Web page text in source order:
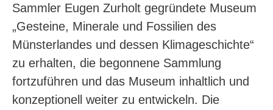
Sammler Eugen Zurholt gegründete Museum
„Gesteine, Minerale und Fossilien des
Münsterlandes und dessen Klimageschichte“
zu erhalten, die begonnene Sammlung
fortzuführen und das Museum inhaltlich und
konzeptionell weiter zu entwickeln. Die